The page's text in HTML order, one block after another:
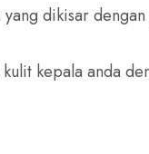
dikisar
kepala anda